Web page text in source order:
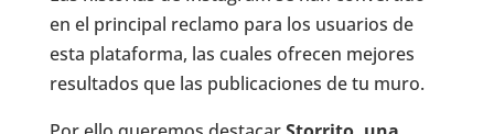
en el principal reclamo para los usuarios de
esta plataforma, las cuales ofrecen mejores
resultados que las publicaciones de tu muro.